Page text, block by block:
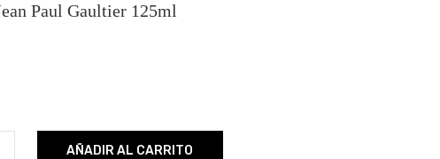
Paul Gaultier 125ml
AÑADIR AL CARRITO